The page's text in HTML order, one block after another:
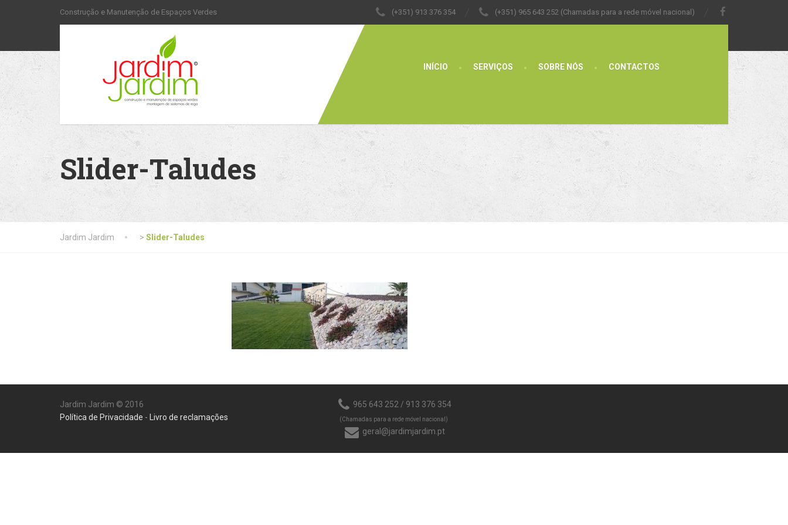
Construção e Manutenção de Espaços Verdes (+351) 913 376 354 (+351) 965 643 252 (Chamadas para a rede móvel nacional)
INÍCIO SERVIÇOS SOBRE NÓS CONTACTOS
Slider-Taludes
Jardim Jardim > Slider-Taludes
Jardim Jardim © 2016
Política de Privacidade - Livro de reclamações
965 643 252 / 913 376 354
(Chamadas para a rede móvel nacional)
geral@jardimjardim.pt